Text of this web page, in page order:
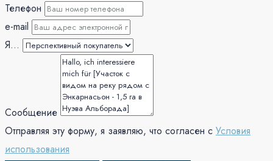
Телефон
e-mail
Я...
Сообщение
Отправляя эту форму, я заявляю, что согласен с Условия
использования